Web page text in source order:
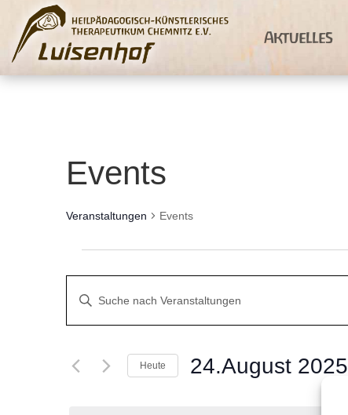
Aktuelles
Events
Veranstaltungen Events
für
24.August
2025
Suche
und
Ansichten,
Navigation
Bitte
Suche
Heute 24.August 2025